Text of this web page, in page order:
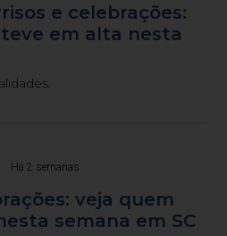
e celebrações:
em alta nesta
Há 2 semanas
veja quem
semana em SC